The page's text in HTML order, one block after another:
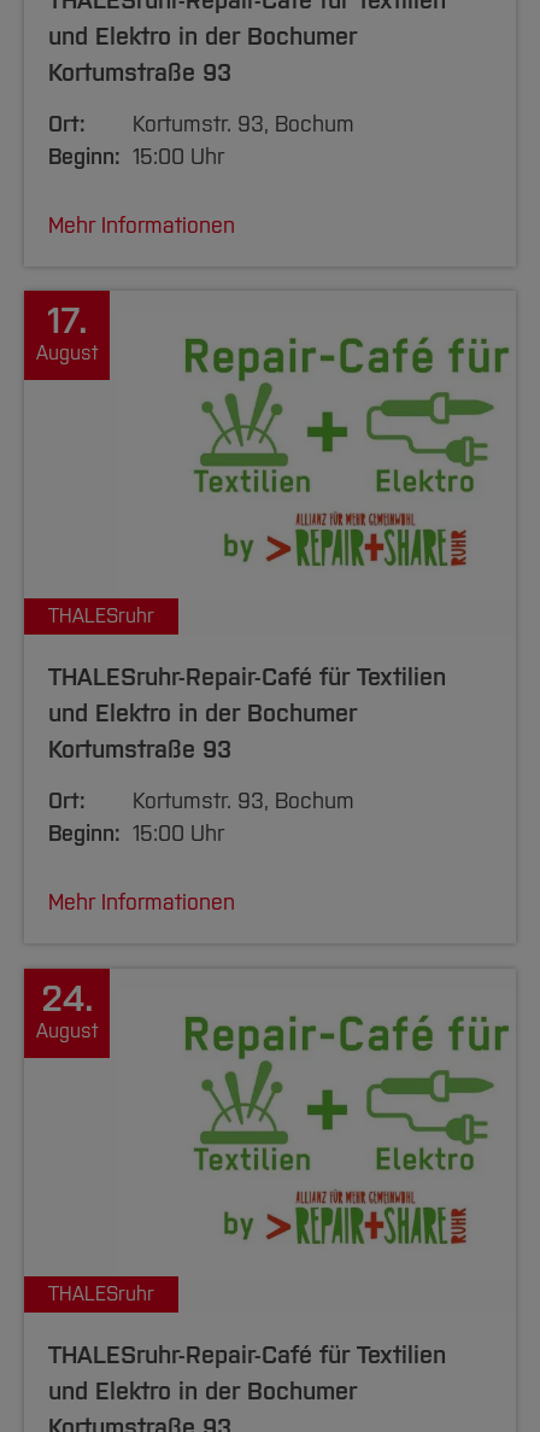
und Elektro in der Bochumer
Kortumstraße 93
Ort:
Kortumstr. 93, Bochum
Beginn: 15:00 Uhr
Mehr Informationen
THALESruhr
17.
August
THALESruhr-Repair-Café für Textilien
und Elektro in der Bochumer
Kortumstraße 93
Ort:
Kortumstr. 93, Bochum
Beginn: 15:00 Uhr
Mehr Informationen
THALESruhr
24.
August
THALESruhr-Repair-Café für Textilien
und Elektro in der Bochumer